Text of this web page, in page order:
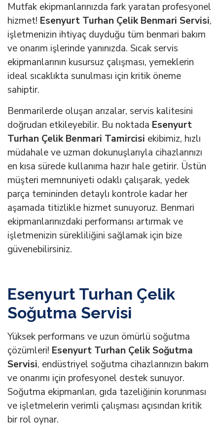
Mutfak ekipmanlarınızda fark yaratan profesyonel
hizmet! Esenyurt Turhan Çelik Benmari Servisi,
işletmenizin ihtiyaç duyduğu tüm benmari bakım
ve onarım işlerinde yanınızda. Sıcak servis
ekipmanlarının kusursuz çalışması, yemeklerin
ideal sıcaklıkta sunulması için kritik öneme
sahiptir.
Benmarilerde oluşan arızalar, servis kalitesini
doğrudan etkileyebilir. Bu noktada Esenyurt
Turhan Çelik Benmari Tamircisi ekibimiz, hızlı
müdahale ve uzman dokunuşlarıyla cihazlarınızı
en kısa sürede kullanıma hazır hale getirir. Üstün
müşteri memnuniyeti odaklı çalışarak, yedek
parça temininden detaylı kontrole kadar her
aşamada titizlikle hizmet sunuyoruz. Benmari
ekipmanlarınızdaki performansı artırmak ve
işletmenizin sürekliliğini sağlamak için bize
güvenebilirsiniz.
Esenyurt Turhan Çelik
Soğutma Servisi
Yüksek performans ve uzun ömürlü soğutma
çözümleri! Esenyurt Turhan Çelik Soğutma
Servisi, endüstriyel soğutma cihazlarınızın bakım
ve onarımı için profesyonel destek sunuyor.
Soğutma ekipmanları, gıda tazeliğinin korunması
ve işletmelerin verimli çalışması açısından kritik
bir rol oynar.